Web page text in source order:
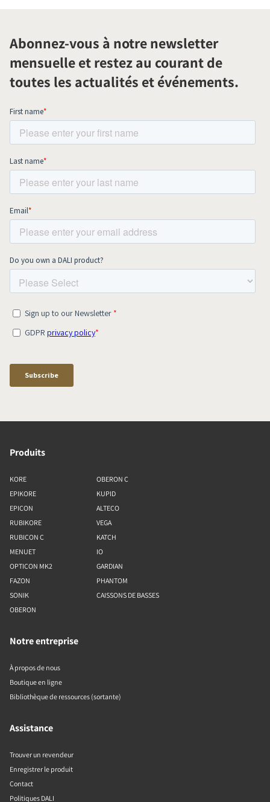
Abonnez-vous à notre newsletter
mensuelle et restez au courant de
toutes les actualités et événements.
Produits
KORE
EPIKORE
EPICON
RUBIKORE
RUBICON C
MENUET
OPTICON MK2
FAZON
SONIK
OBERON
OBERON C
KUPID
ALTECO
VEGA
KATCH
IO
GARDIAN
PHANTOM
CAISSONS DE BASSES
Notre entreprise
À propos de nous
Boutique en ligne
Bibliothèque de ressources (sortante)
Assistance
Trouver un revendeur
Enregistrer le produit
Contact
Politiques DALI